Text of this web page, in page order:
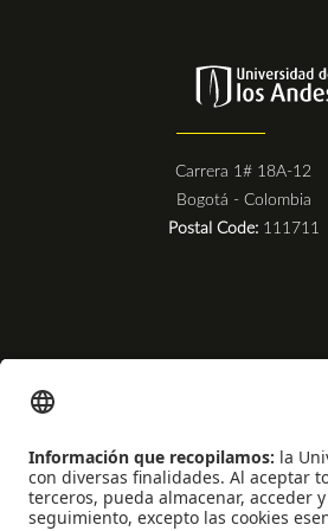
Carrera 1# 18A-12
Bogotá - Colombia
Postal Code: 111711